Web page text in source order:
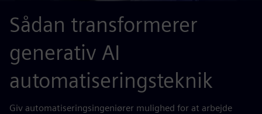
Sådan transformerer
generativ AI
automatiseringsteknik
Giv automatiseringsingeniører mulighed for at arbejde